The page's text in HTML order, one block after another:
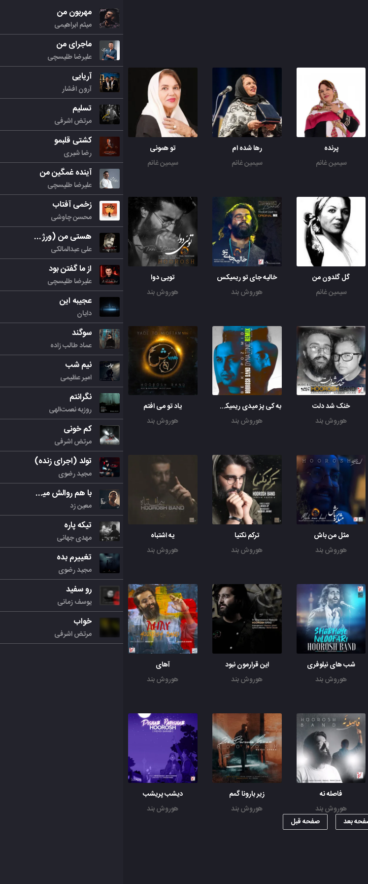
پرنده
سیمین غانم
رها شده ام
سیمین غانم
تو همونی
سیمین غانم
گل گلدون من
سیمین غانم
خالیه جای تو ریمیکس
هوروش بند
تویی دوا
هوروش بند
خنک شد دلت
هوروش بند
به کی پز میدی ریمیکس دایناتونیک
هوروش بند
یاد تو می افتم
هوروش بند
مثل من باش
هوروش بند
ترکم نکنیا
هوروش بند
یه اشتباه
هوروش بند
شب های نیلوفری
هوروش بند
این قرارمون نبود
هوروش بند
آهای
هوروش بند
فاصله نه
هوروش بند
زیر بارونا گمم
هوروش بند
دیشب پریشب
هوروش بند
بعد
صفحه قبل
مهربون من
میثم ابراهیمی
ماجرای من
علیرضا طلیسچی
آریایی
آرون افشار
تسلیم
مرتض اشرفی
کشتی قلبمو
رضا شیری
آینده غمگین من
علیرضا طلیسچی
زخمی آفتاب
محسن چاوشی
هستی من (ورژن جدید)
علی عبدالمالکی
از ما گفتن بود
علیرضا طلیسچی
عجیبه این
دایان
سوگند
عماد طالب زاده
نیم شب
امیر عظیمی
نگرانتم
روزبه نعمت‌الهی
کم خونی
مرتض اشرفی
تولد (اجرای زنده)
مجید رضوی
با هم روالش میکنیم
معین زد
تیکه پاره
مهدی جهانی
تغییرم بده
مجید رضوی
رو سفید
یوسف زمانی
خواب
مرتض اشرفی